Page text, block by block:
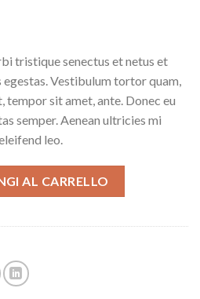
tristique senectus et netus et
egestas. Vestibulum tortor quam,
sit amet, ante. Donec eu
semper. Aenean ultricies mi
leo.
AL CARRELLO